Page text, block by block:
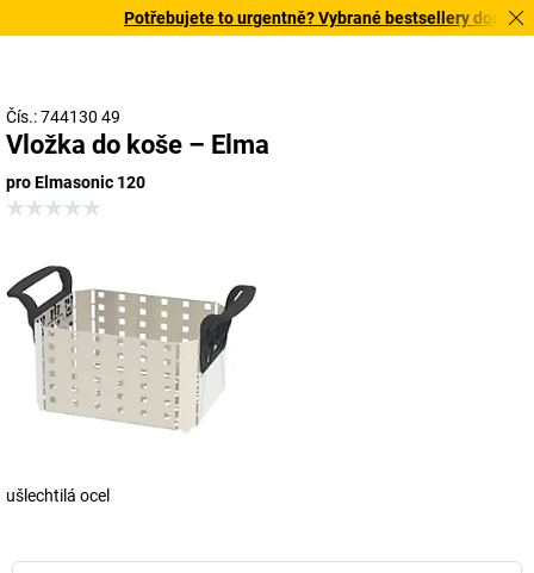
Potřebujete to urgentně? Vybrané bestsellery
Čís.: 744130 49
Vložka do koše – Elma
pro Elmasonic 120
ušlechtilá ocel